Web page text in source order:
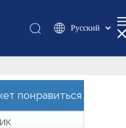
Pусский
românesc
понравиться